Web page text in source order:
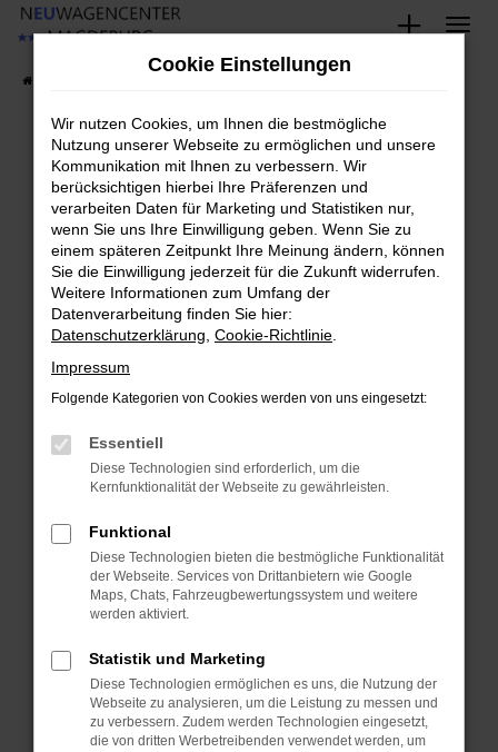
Zum
springen
Fehler: Network Error
Beim Laden ist ein Fehler aufgetreten.
Hier sind ein paar Tipps, die dir helfen können:
Überprüfe deine Firewall und deine
Internetverbindung.
Laden andere Webseiten, zum Beispiel deine
Suchmaschine?
Prüfe deine Browsererweiterungen.
können das Laden bestimmter Seiten
verhindern. Funktioniert die Seite in einem
anderen Browser oder in einem privaten
Fenster?
Starte dein Gerät neu.
Das kann manchmal helfen, vorübergehende
Probleme zu beheben.
Betriebssystem auf dem neuesten Stand
sind.
Veraltete Software birgt nicht nur ein
Sicherheitsrisiko, sondern kann auch dazu
Cookie Einstellungen
Wir nutzen Cookies, um Ihnen die bestmögliche
Nutzung unserer Webseite zu ermöglichen und unsere
Kommunikation mit Ihnen zu verbessern. Wir
berücksichtigen hierbei Ihre Präferenzen und
verarbeiten Daten für Marketing und Statistiken nur,
wenn Sie uns Ihre Einwilligung geben. Wenn Sie zu
einem späteren Zeitpunkt Ihre Meinung ändern, können
Sie die Einwilligung jederzeit für die Zukunft widerrufen.
Weitere Informationen zum Umfang der
Datenverarbeitung finden Sie hier:
Datenschutzerklärung Cookie-Richtlinie
Impressum
Folgende Kategorien von Cookies werden von uns eingesetzt:
Essentiell
Diese Technologien sind erforderlich, um die
Kernfunktionalität der Webseite zu gewährleisten.
Funktional
Diese Technologien bieten die bestmögliche Funktionalität
der Webseite. Services von Drittanbietern wie Google
Maps, Chats, Fahrzeugbewertungssystem und weitere
werden aktiviert.
Statistik und Marketing
Diese Technologien ermöglichen es uns, die Nutzung der
Webseite zu analysieren, um die Leistung zu messen und
zu verbessern. Zudem werden Technologien eingesetzt,
die von dritten Werbetreibenden verwendet werden, um